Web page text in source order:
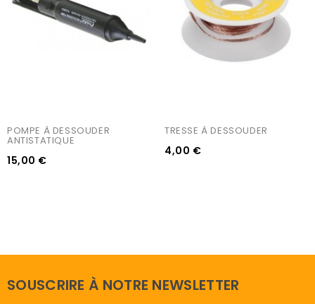
POMPE À DESSOUDER
ANTISTATIQUE
15,00 €
TRESSE À DESSOUDER
4,00 €
SOUSCRIRE À NOTRE NEWSLETTER